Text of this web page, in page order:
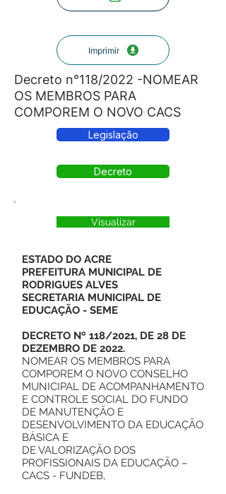
Imprimir
Decreto n°118/2022 -NOMEAR
OS MEMBROS PARA
COMPOREM O NOVO CACS
Legislação
Decreto
Visualizar
ESTADO DO ACRE
PREFEITURA MUNICIPAL DE
RODRIGUES ALVES
SECRETARIA MUNICIPAL DE
EDUCAÇÃO - SEME
DECRETO Nº 118/2021, DE 28 DE
DEZEMBRO DE 2022.
NOMEAR OS MEMBROS PARA
COMPOREM O NOVO CONSELHO
MUNICIPAL DE ACOMPANHAMENTO
E CONTROLE SOCIAL DO FUNDO
DE MANUTENÇÃO E
DESENVOLVIMENTO DA EDUCAÇÃO
BÁSICA E
DE VALORIZAÇÃO DOS
PROFISSIONAIS DA EDUCAÇÃO –
CACS - FUNDEB,